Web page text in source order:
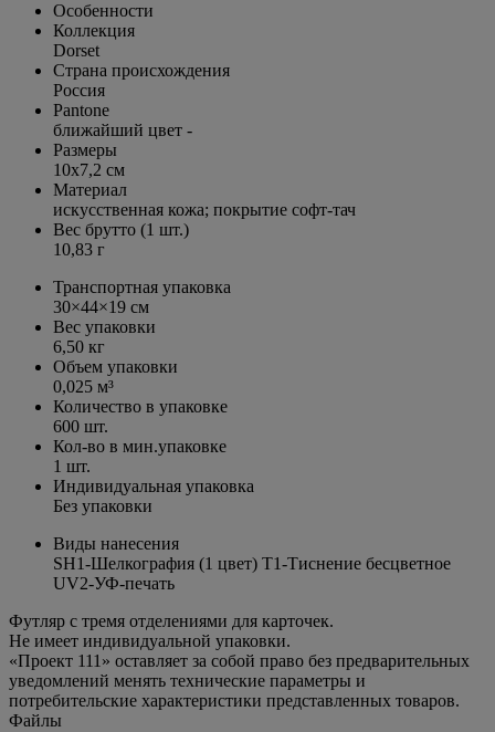
Особенности
Коллекция
Dorset
Страна происхождения
Россия
Pantone
ближайший цвет -
Размеры
10х7,2 см
Материал
искусственная кожа; покрытие софт-тач
Вес брутто (1 шт.)
10,83 г
Транспортная упаковка
30×44×19 см
Вес упаковки
6,50 кг
Объем упаковки
0,025 м³
Количество в упаковке
600 шт.
Кол-во в мин.упаковке
1 шт.
Индивидуальная упаковка
Без упаковки
Виды нанесения
SH1-Шелкография (1 цвет) T1-Тиснение бесцветное
UV2-УФ-печать
Футляр с тремя отделениями для карточек.
Не имеет индивидуальной упаковки.
«Проект 111» оставляет за собой право без предварительных
уведомлений менять технические параметры и
потребительские характеристики представленных товаров.
Файлы